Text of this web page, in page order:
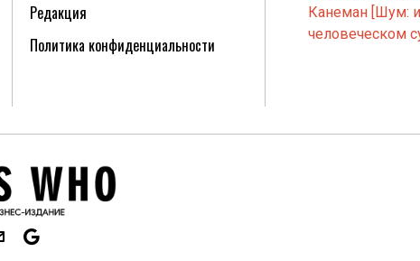
Редакция
Политика конфиденциальности
Канеман [Шум:
человеческом